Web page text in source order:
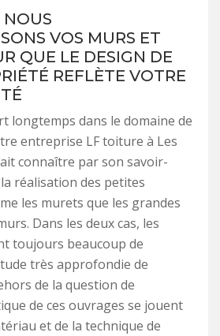
NOUS
VOS MURS ET
QUE LE DESIGN DE
REFLÈTE VOTRE
longtemps dans le domaine de
entreprise LF toiture à Les
connaître par son savoir-
réalisation des petites
les murets que les grandes
Dans les deux cas, les
toujours beaucoup de
très approfondie de
de la question de
de ces ouvrages se jouent
et de la technique de